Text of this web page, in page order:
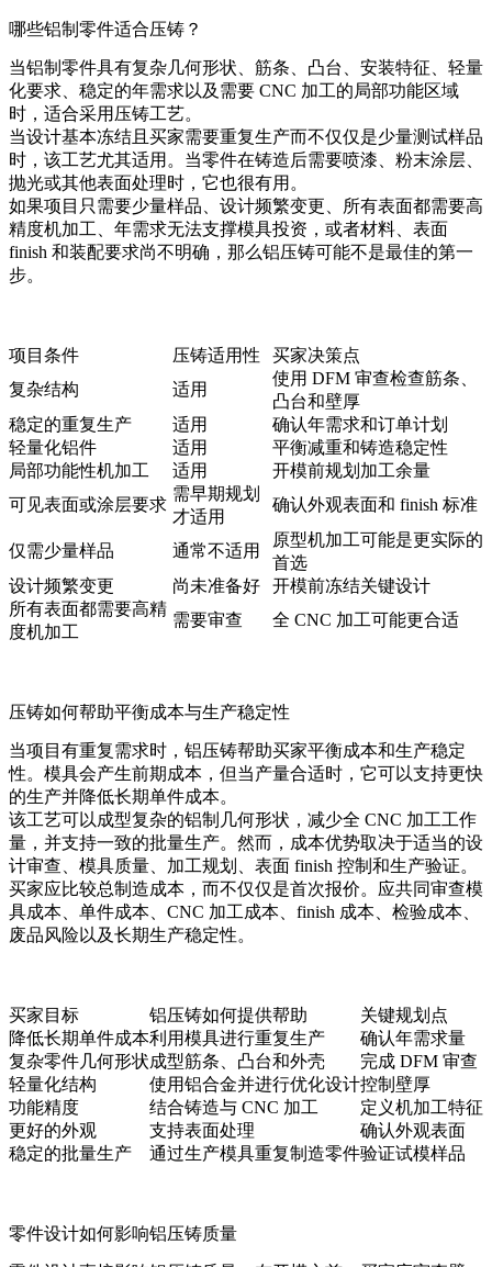
哪些铝制零件适合压铸？
当铝制零件具有复杂几何形状、筋条、凸台、安装特征、轻量
化要求、稳定的年需求以及需要 CNC 加工的局部功能区域
时，适合采用压铸工艺。
当设计基本冻结且买家需要重复生产而不仅仅是少量测试样品
时，该工艺尤其适用。当零件在铸造后需要喷漆、粉末涂层、
抛光或其他表面处理时，它也很有用。
如果项目只需要少量样品、设计频繁变更、所有表面都需要高
精度机加工、年需求无法支撑模具投资，或者材料、表面
finish 和装配要求尚不明确，那么铝压铸可能不是最佳的第一
步。
项目条件 压铸适用性
买家决策点
复杂结构
适用
使用 DFM 审查检查筋条、
凸台和壁厚
稳定的重复生产
适用
确认年需求和订单计划
轻量化铝件
适用
平衡减重和铸造稳定性
局部功能性机加工
适用
开模前规划加工余量
可见表面或涂层要求
需早期规划
才适用
确认外观表面和 finish 标准
仅需少量样品 通常不适用
原型机加工可能是更实际的
首选
设计频繁变更
尚未准备好
开模前冻结关键设计
所有表面都需要高精
度机加工
需要审查 全 CNC 加工可能更合适
压铸如何帮助平衡成本与生产稳定性
当项目有重复需求时，铝压铸帮助买家平衡成本和生产稳定
性。模具会产生前期成本，但当产量合适时，它可以支持更快
的生产并降低长期单件成本。
该工艺可以成型复杂的铝制几何形状，减少全 CNC 加工工作
量，并支持一致的批量生产。然而，成本优势取决于适当的设
计审查、模具质量、加工规划、表面 finish 控制和生产验证。
买家应比较总制造成本，而不仅仅是首次报价。应共同审查模
具成本、单件成本、CNC 加工成本、finish 成本、检验成本、
废品风险以及长期生产稳定性。
买家目标 铝压铸如何提供帮助
关键规划点
降低长期单件成本利用模具进行重复生产
确认年需求量
复杂零件几何形状成型筋条、凸台和外壳
完成 DFM 审查
轻量化结构
使用铝合金并进行优化设计控制壁厚
功能精度
结合铸造与 CNC 加工
定义机加工特征
更好的外观
支持表面处理
确认外观表面
稳定的批量生产
通过生产模具重复制造零件验证试模样品
零件设计如何影响铝压铸质量